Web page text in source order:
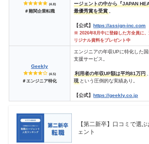
(4.8)
＃難関企業転職
ージェントの中から『JAPAN
最優秀賞を受賞
【公式】https://assign-inc.com
※ 2026年8月中に登録した方全員に
リジナル資料をプレゼント中
Geekly
(4.5)
＃エンジニア特化
エンジニアの年収UPに特化した
支援サービス。
利用者の年収UP額は平均81万円
現 という圧倒的な実績あり。
【公式】https://geekly.co.jp
【第二新卒】口コミで選
ェント